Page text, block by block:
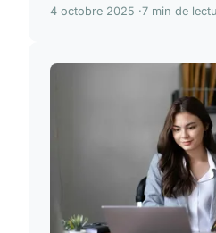
4 octobre 2025 7 min de